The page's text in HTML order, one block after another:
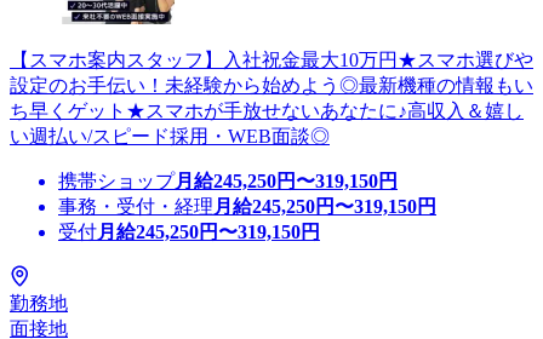
【スマホ案内スタッフ】入社祝金最大10万円★スマホ選びや
設定のお手伝い！未経験から始めよう◎最新機種の情報もい
ち早くゲット★スマホが手放せないあなたに♪高収入＆嬉し
い週払い/スピード採用・WEB面談◎
携帯ショップ月給245,250円〜319,150円
事務・受付・経理 月給245,250円〜319,150円
受付月給245,250円〜319,150円
勤務地
面接地